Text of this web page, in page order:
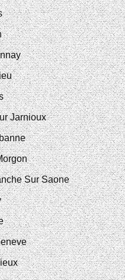
Jarnioux
Sur Saone